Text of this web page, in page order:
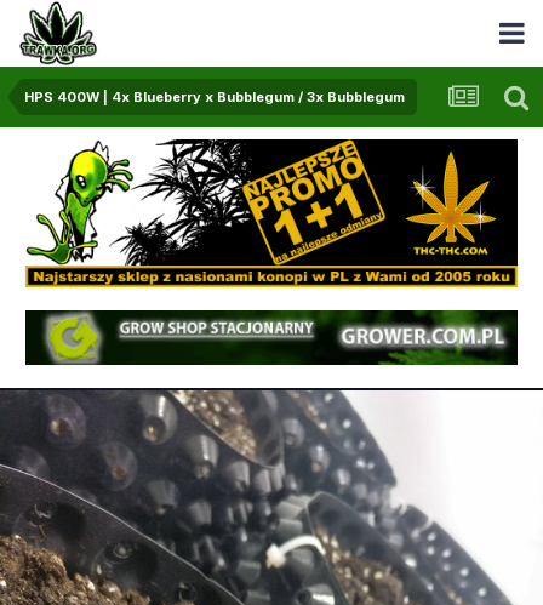
HPS 400W | 4x Blueberry x Bubblegum / 3x Bubblegum